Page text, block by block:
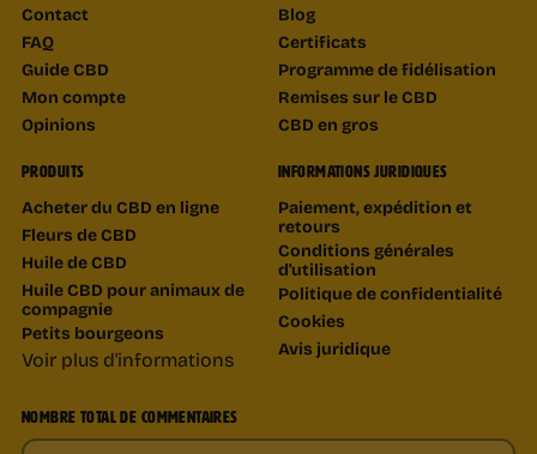
Contact
FAQ
Guide CBD
Mon compte
Opinions
Blog
Certificats
Programme de fidélisation
Remises sur le CBD
CBD en gros
PRODUITS
Acheter du CBD en ligne
Fleurs de CBD
Huile de CBD
Huile CBD pour animaux de
compagnie
Petits bourgeons
Voir plus d'informations
INFORMATIONS JURIDIQUES
Paiement, expédition et
retours
Conditions générales
d'utilisation
Politique de confidentialité
Cookies
Avis juridique
NOMBRE TOTAL DE COMMENTAIRES